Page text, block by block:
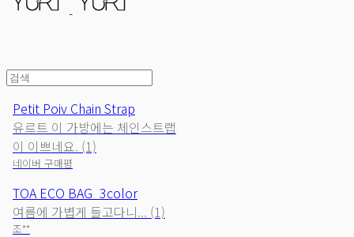
Petit Poiv Chain Strap
유르트 이 가방에는 체인스트랩
이 이쁘네요. (1)
네이버 구매평
TOA ECO BAG_3color
여름에 가볍게 들고다니... (1)
조**